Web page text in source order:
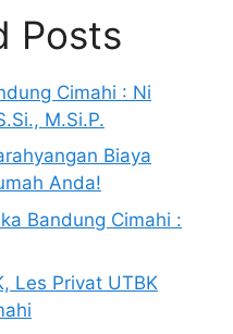
Posts
Cimahi : Ni
M.Si.P.
Biaya
Anda!
Bandung Cimahi :
Les Privat UTBK